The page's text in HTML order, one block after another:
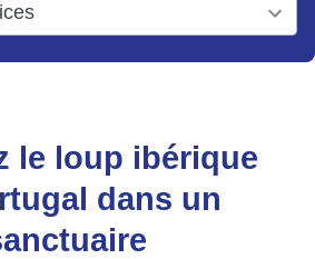
le loup ibérique
dans un